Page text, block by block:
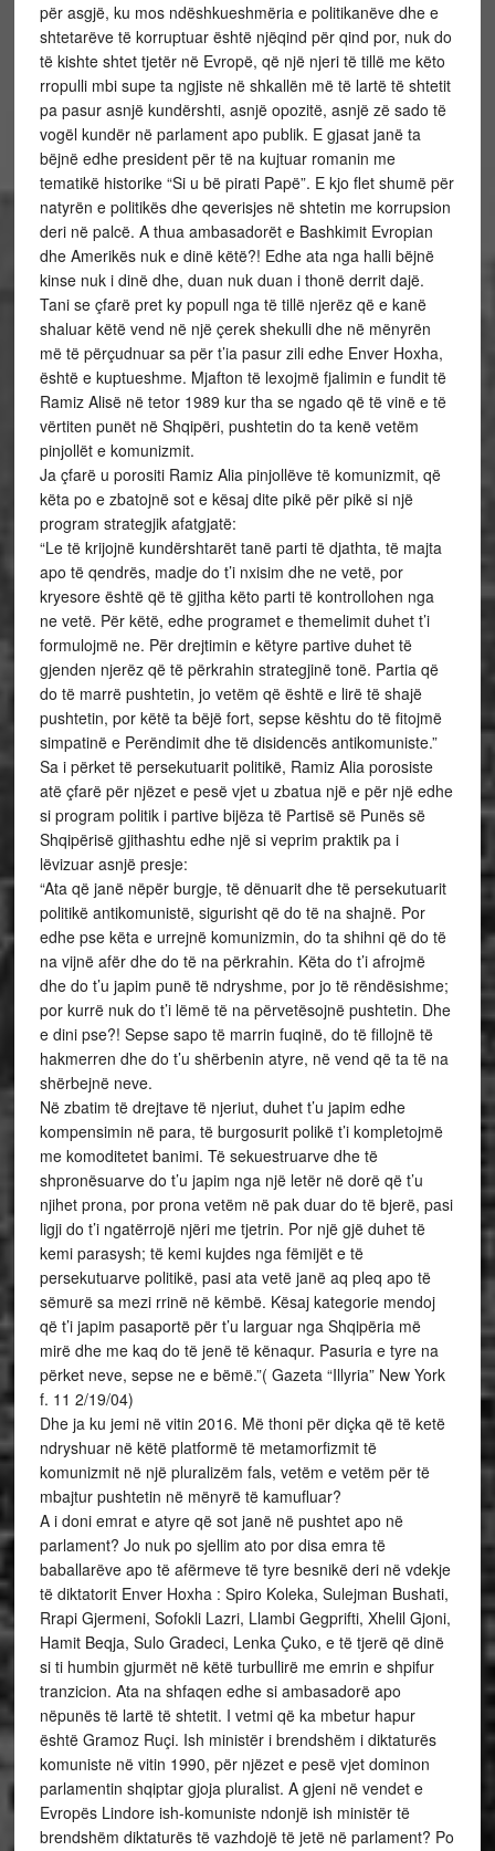
për asgjë, ku mos ndëshkueshmëria e politikanëve dhe e
shtetarëve të korruptuar është njëqind për qind por, nuk do
të kishte shtet tjetër në Evropë, që një njeri të tillë me këto
rropulli mbi supe ta ngjiste në shkallën më të lartë të shtetit
pa pasur asnjë kundërshti, asnjë opozitë, asnjë zë sado të
vogël kundër në parlament apo publik. E gjasat janë ta
bëjnë edhe president për të na kujtuar romanin me
tematikë historike “Si u bë pirati Papë”. E kjo flet shumë për
natyrën e politikës dhe qeverisjes në shtetin me korrupsion
deri në palcë. A thua ambasadorët e Bashkimit Evropian
dhe Amerikës nuk e dinë këtë?! Edhe ata nga halli bëjnë
kinse nuk i dinë dhe, duan nuk duan i thonë derrit dajë.
Tani se çfarë pret ky popull nga të tillë njerëz që e kanë
shaluar këtë vend në një çerek shekulli dhe në mënyrën
më të përçudnuar sa për t’ia pasur zili edhe Enver Hoxha,
është e kuptueshme. Mjafton të lexojmë fjalimin e fundit të
Ramiz Alisë në tetor 1989 kur tha se ngado që të vinë e të
vërtiten punët në Shqipëri, pushtetin do ta kenë vetëm
pinjollët e komunizmit.
Ja çfarë u porositi Ramiz Alia pinjollëve të komunizmit, që
këta po e zbatojnë sot e kësaj dite pikë për pikë si një
program strategjik afatgjatë:
“Le të krijojnë kundërshtarët tanë parti të djathta, të majta
apo të qendrës, madje do t’i nxisim dhe ne vetë, por
kryesore është që të gjitha këto parti të kontrollohen nga
ne vetë. Për këtë, edhe programet e themelimit duhet t’i
formulojmë ne. Për drejtimin e këtyre partive duhet të
gjenden njerëz që të përkrahin strategjinë tonë. Partia që
do të marrë pushtetin, jo vetëm që është e lirë të shajë
pushtetin, por këtë ta bëjë fort, sepse kështu do të fitojmë
simpatinë e Perëndimit dhe të disidencës antikomuniste.”
Sa i përket të persekutuarit politikë, Ramiz Alia porosiste
atë çfarë për njëzet e pesë vjet u zbatua një e për një edhe
si program politik i partive bijëza të Partisë së Punës së
Shqipërisë gjithashtu edhe një si veprim praktik pa i
lëvizuar asnjë presje:
“Ata që janë nëpër burgje, të dënuarit dhe të persekutuarit
politikë antikomunistë, sigurisht që do të na shajnë. Por
edhe pse këta e urrejnë komunizmin, do ta shihni që do të
na vijnë afër dhe do të na përkrahin. Këta do t’i afrojmë
dhe do t’u japim punë të ndryshme, por jo të rëndësishme;
por kurrë nuk do t’i lëmë të na përvetësojnë pushtetin. Dhe
e dini pse?! Sepse sapo të marrin fuqinë, do të fillojnë të
hakmerren dhe do t’u shërbenin atyre, në vend që ta të na
shërbejnë neve.
Në zbatim të drejtave të njeriut, duhet t’u japim edhe
kompensimin në para, të burgosurit polikë t’i kompletojmë
me komoditetet banimi. Të sekuestruarve dhe të
shpronësuarve do t’u japim nga një letër në dorë që t’u
njihet prona, por prona vetëm në pak duar do të bjerë, pasi
ligji do t’i ngatërrojë njëri me tjetrin. Por një gjë duhet të
kemi parasysh; të kemi kujdes nga fëmijët e të
persekutuarve politikë, pasi ata vetë janë aq pleq apo të
sëmurë sa mezi rrinë në këmbë. Kësaj kategorie mendoj
që t’i japim pasaportë për t’u larguar nga Shqipëria më
mirë dhe me kaq do të jenë të kënaqur. Pasuria e tyre na
përket neve, sepse ne e bëmë.”( Gazeta “Illyria” New York
f. 11 2/19/04)
Dhe ja ku jemi në vitin 2016. Më thoni për diçka që të ketë
ndryshuar në këtë platformë të metamorfizmit të
komunizmit në një pluralizëm fals, vetëm e vetëm për të
mbajtur pushtetin në mënyrë të kamufluar?
A i doni emrat e atyre që sot janë në pushtet apo në
parlament? Jo nuk po sjellim ato por disa emra të
baballarëve apo të afërmeve të tyre besnikë deri në vdekje
të diktatorit Enver Hoxha : Spiro Koleka, Sulejman Bushati,
Rrapi Gjermeni, Sofokli Lazri, Llambi Gegprifti, Xhelil Gjoni,
Hamit Beqja, Sulo Gradeci, Lenka Çuko, e të tjerë që dinë
si ti humbin gjurmët në këtë turbullirë me emrin e shpifur
tranzicion. Ata na shfaqen edhe si ambasadorë apo
nëpunës të lartë të shtetit. I vetmi që ka mbetur hapur
është Gramoz Ruçi. Ish ministër i brendshëm i diktaturës
komuniste në vitin 1990, për njëzet e pesë vjet dominon
parlamentin shqiptar gjoja pluralist. A gjeni në vendet e
Evropës Lindore ish-komuniste ndonjë ish ministër të
brendshëm diktaturës të vazhdojë të jetë në parlament? Po